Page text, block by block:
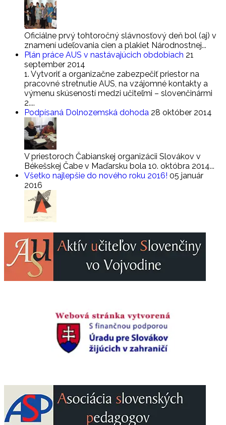
Oficiálne prvý tohtoročný slávnosťový deň bol (aj) v
znamení udeľovania cien a plakiet Národnostnej...
Plán práce AUS v nastávajúcich obdobiach 21
september 2014
1. Vytvoriť a organizačne zabezpečiť priestor na
pracovné stretnutie AUS, na vzájomné kontakty a
výmenu skúseností medzi učiteľmi – slovenčinármi
2....
Podpísaná Dolnozemská dohoda 28 október 2014
V priestoroch Čabianskej organizácii Slovákov v
Békešskej Čabe v Maďarsku bola 10. októbra 2014...
Všetko najlepšie do nového roku 2016! 05 január
2016